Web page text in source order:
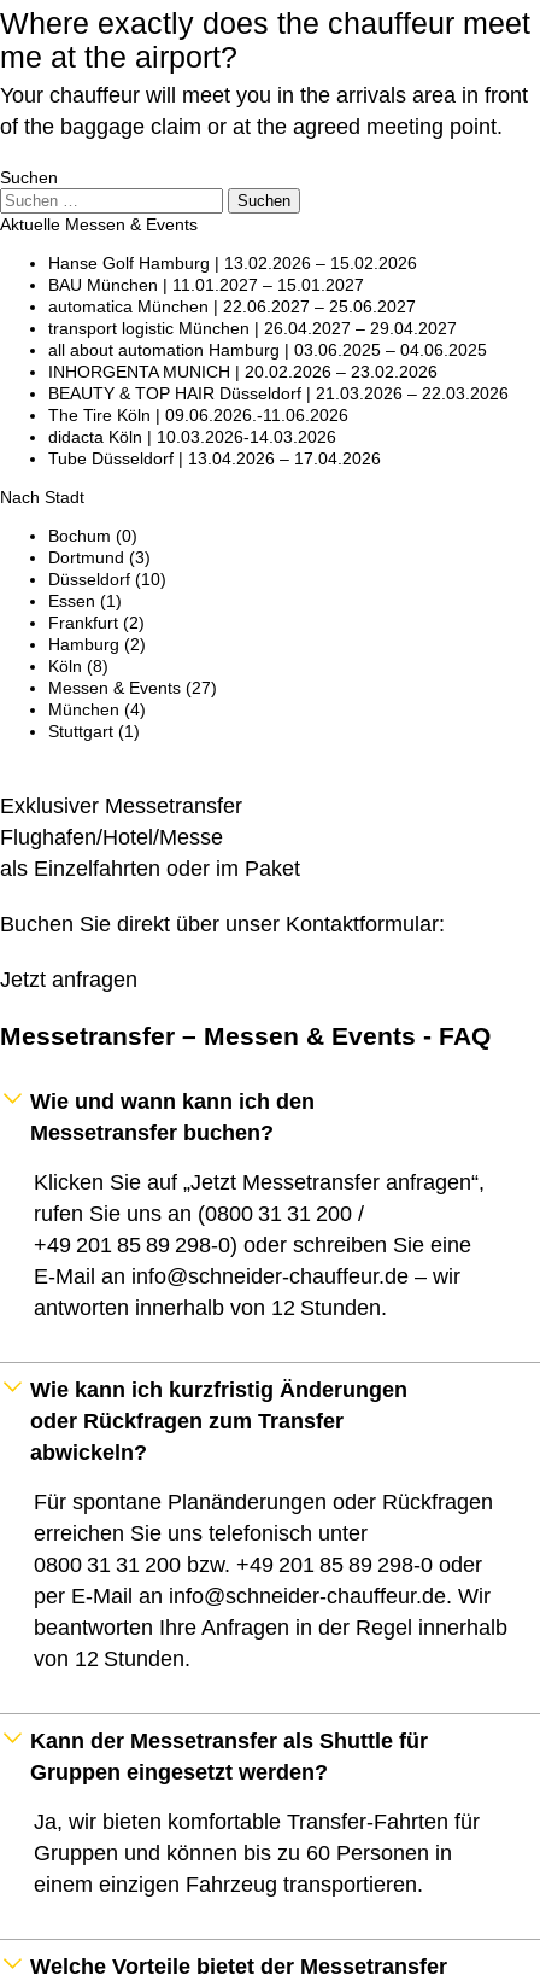
Where exactly does the chauffeur meet
me at the airport?
Your chauffeur will meet you in the arrivals area in front
of the baggage claim or at the agreed meeting point.
Suchen
Suche
Suchen
Aktuelle Messen & Events
Hanse Golf Hamburg | 13.02.2026 – 15.02.2026
BAU München | 11.01.2027 – 15.01.2027
automatica München | 22.06.2027 – 25.06.2027
transport logistic München | 26.04.2027 – 29.04.2027
all about automation Hamburg | 03.06.2025 – 04.06.2025
INHORGENTA MUNICH | 20.02.2026 – 23.02.2026
BEAUTY & TOP HAIR Düsseldorf | 21.03.2026 – 22.03.2026
The Tire Köln | 09.06.2026.-11.06.2026
didacta Köln | 10.03.2026-14.03.2026
Tube Düsseldorf | 13.04.2026 – 17.04.2026
Nach Stadt
Bochum (0)
Dortmund (3)
Düsseldorf (10)
Essen (1)
Frankfurt (2)
Hamburg (2)
Köln (8)
Messen & Events (27)
München (4)
Stuttgart (1)
Exklusiver Messetransfer
Flughafen/Hotel/Messe
als Einzelfahrten oder im Paket
Buchen Sie direkt über unser Kontaktformular:
Jetzt anfragen
Messetransfer – Messen & Events - FAQ
Wie und wann kann ich den
Messetransfer buchen?
Klicken Sie auf „Jetzt Messetransfer anfragen“,
rufen Sie uns an (0800 31 31 200 /
+49 201 85 89 298‑0) oder schreiben Sie eine
E‑Mail an info@schneider-chauffeur.de – wir
antworten innerhalb von 12 Stunden.
Wie kann ich kurzfristig Änderungen
oder Rückfragen zum Transfer
abwickeln?
Für spontane Planänderungen oder Rückfragen
erreichen Sie uns telefonisch unter
0800 31 31 200 bzw. +49 201 85 89 298‑0 oder
per E‑Mail an info@schneider-chauffeur.de. Wir
beantworten Ihre Anfragen in der Regel innerhalb
von 12 Stunden.
Kann der Messetransfer als Shuttle für
Gruppen eingesetzt werden?
Ja, wir bieten komfortable Transfer‑Fahrten für
Gruppen und können bis zu 60 Personen in
einem einzigen Fahrzeug transportieren.
Welche Vorteile bietet der Messetransfer